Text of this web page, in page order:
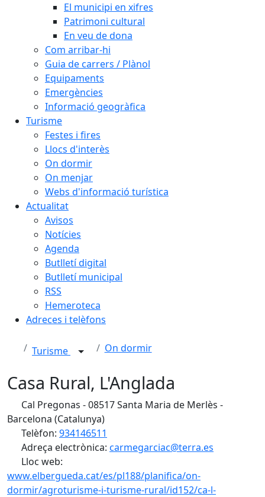
El municipi en xifres
Patrimoni cultural
En veu de dona
Com arribar-hi
Guia de carrers / Plànol
Equipaments
Emergències
Informació geogràfica
Turisme
Festes i fires
Llocs d'interès
On dormir
On menjar
Webs d'informació turística
Actualitat
Avisos
Notícies
Agenda
Butlletí digital
Butlletí municipal
RSS
Hemeroteca
Adreces i telèfons
Turisme On dormir
Casa Rural, L'Anglada
Cal Pregonas - 08517 Santa Maria de Merlès -
Barcelona (Catalunya)
Telèfon: 934146511
Adreça electrònica: carmegarciac@terra.es
Lloc web:
www.elbergueda.cat/es/pl188/planifica/on-
dormir/agroturisme-i-turisme-rural/id152/ca-l-